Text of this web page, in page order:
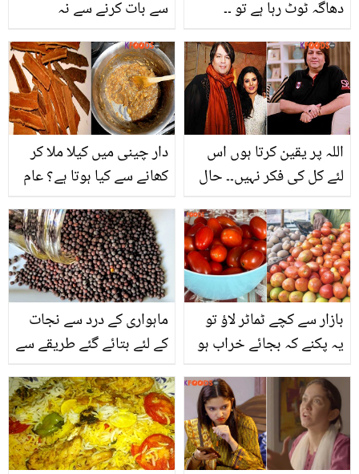
سے بات کرنے سے نہ
بلقیس کا بتایا ایسا منجن
جو ایک بار میں ہی دانت
موتی جیسے سفید بنا دے
دھاگہ ٹوٹ رہا ہے تو ۔۔
مشین ٹھیک کروانے کے
بجائے گھر پر خود مرمت
کرنے کا آسان طریقہ جانیں
دار چینی میں کیلا ملا کر
کھانے سے کیا ہوتا ہے؟ عام
کے ایسے طریقے کریں آپ
کے ہزاروں روپے کی بچت
اللہ پر یقین کرتا ہوں اس
لئے کل کی فکر نہیں۔۔ حال
ٹونی نوید کی نجی زندگی
کیسی تھی؟
ماہواری کے درد سے نجات
کے لئے بتائے گئے طریقے سے
اور درد کو کریں فوراً
کنٹرول
بازار سے کچے ٹماٹر لاؤ تو
یہ پکنے کہ بجائے خراب ہو
کچے ٹماٹروں کو ایک دم
تازے اور لال بنانے کا آسان
طریقہ